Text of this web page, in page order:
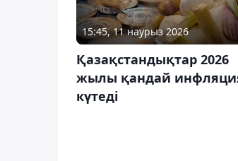
15:45, 11 наурыз 2026
Қазақстандықтар 2026
жылы қандай
күтеді